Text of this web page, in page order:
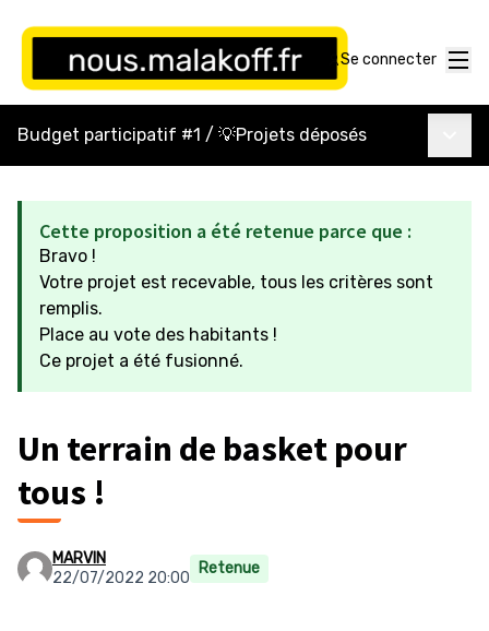
Se connecter
Budget participatif #1 / 💡Projets déposés
Cette proposition a été retenue parce que :
Bravo !
Votre projet est recevable, tous les critères sont
remplis.
Place au vote des habitants !
Ce projet a été fusionné.
Un terrain de basket pour
tous !
MARVIN
22/07/2022 20:00
Retenue